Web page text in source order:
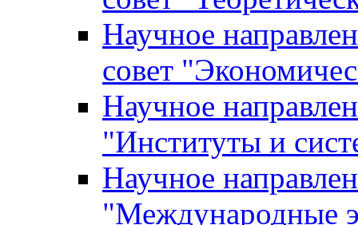
Научное
совет
Научное
"Институты и
Научное
"Международные